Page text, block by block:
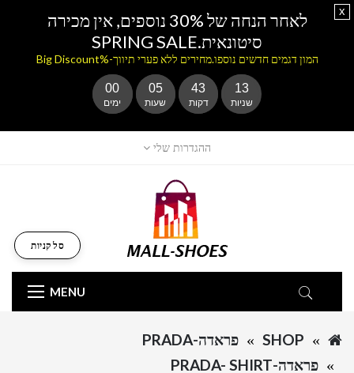
ההגדרות שלי
MENU
סל קניות
SHOP
פראדה-PRADA
פראדה-PRADA- SHIRT
לאחר הנחה של 30% נוספים, אין מכירה
סיטונאית.SPRING SALE
המון דגמים חדשים נוספו.מחירים ללא פערי תיווך-%Big Discount
00
ימים
05
שעות
43
דקות
12
שניות
x